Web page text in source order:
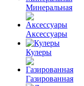
Минеральная
Аксессуары
Кулеры
Газированная